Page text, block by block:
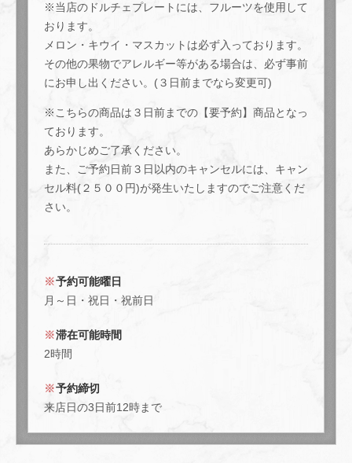
※当店のドルチェプレートには、フルーツを使用して
おります。
メロン・キウイ・マスカットは必ず入っております。
その他の果物でアレルギー等がある場合は、必ず事前
にお申し出ください。(３日前までなら変更可)
※こちらの商品は３日前までの【要予約】商品となっ
ております。
あらかじめご了承ください。
また、ご予約日前３日以内のキャンセルには、キャン
セル料(２５００円)が発生いたしますのでご注意くだ
さい。
予約可能曜日
月～日・祝日・祝前日
滞在可能時間
2時間
予約締切
来店日の3日前12時まで
この店舗情報をシェアする
【要予約】お祝いドルチェプレート | ワインと薪窯料理の
店 La cielo
奈良県天理市川原城町886 古川ビル2F
https://makigama-lacielo.owst.jp/courses/209348379